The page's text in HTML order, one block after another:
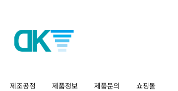
제조공정 제품정보 제품문의 쇼핑몰